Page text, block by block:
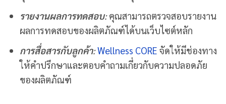
รายงานผลการทดสอบ:คุณสามารถตรวจสอบรายงาน
ผลการทดสอบของผลิตภัณฑ์ได้บนเว็บไซต์หลัก
การสื่อสารกับลูกค้า:Wellness CORE จัดให้มีช่องทาง
ให้คำปรึกษาและตอบคำถามเกี่ยวกับความปลอดภัย
ของผลิตภัณฑ์